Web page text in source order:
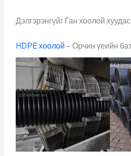
Дэлгэрэнгүйг Ган хоолой
HDPE хоолой – Орчин үеийн